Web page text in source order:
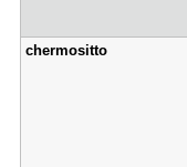
chermositt​o